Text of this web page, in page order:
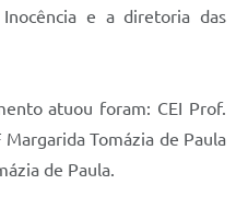
e a diretoria das
atuou foram: CEI Prof.
Margarida Tomázia de Paula
de Paula.